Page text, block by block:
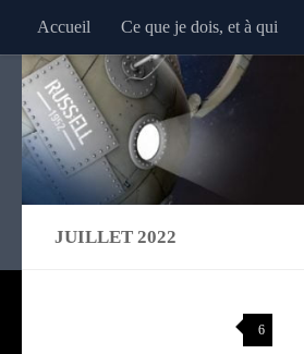
Au dessous du contenu
Accueil Ce que je dois, et à qui
JUILLET 2022
6